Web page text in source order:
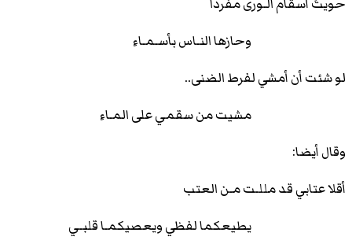
وحازها النـاس بأسـمـاءِ
لو شئت أن أمشي لفرط الضنى..
مشيت من سقمي على المـاءِ
وقال أيضا:
أقلا عتابي قد مللـت مـن العتب
يطيعكما لفظي ويعصيكمـا قلبـي